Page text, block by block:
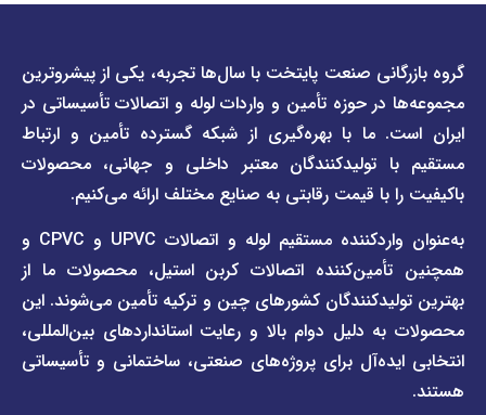
صنعت پایتخت با سال‌ها تجربه، یکی از پیشروترین
حوزه تأمین و واردات لوله و اتصالات تأسیساتی در
ما با بهره‌گیری از شبکه گسترده تأمین و ارتباط
تولیدکنندگان معتبر داخلی و جهانی، محصولات
با قیمت رقابتی به صنایع مختلف ارائه می‌کنیم.
به‌عنوان واردکننده مستقیم لوله و اتصالات UPVC و CPVC و
اتصالات کربن استیل، محصولات ما از
کشورهای چین و ترکیه تأمین می‌شوند. این
دلیل دوام بالا و رعایت استانداردهای بین‌المللی،
برای پروژه‌های صنعتی، ساختمانی و تأسیساتی
دسترسی
سریع
صفحه
لیست
قیمت
صفحه
برند
صفحه
برند
فاراب
دسترسی
سریع
درباره
ما
قوانین
و
مقررات
وبلاگ
خبری